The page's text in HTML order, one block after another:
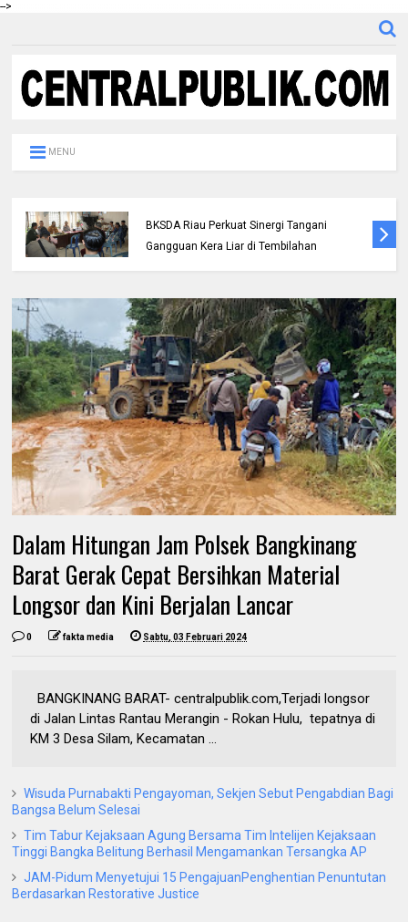
-->
MENU
BKSDA Riau Perkuat Sinergi Tangani
Gangguan Kera Liar di Tembilahan
Dalam Hitungan Jam Polsek Bangkinang
Barat Gerak Cepat Bersihkan Material
Longsor dan Kini Berjalan Lancar
0 fakta media Sabtu, 03 Februari 2024
BANGKINANG BARAT- centralpublik.com,Terjadi longsor
di Jalan Lintas Rantau Merangin - Rokan Hulu, tepatnya di
KM 3 Desa Silam, Kecamatan ...
Wisuda Purnabakti Pengayoman, Sekjen Sebut Pengabdian Bagi
Bangsa Belum Selesai
Tim Tabur Kejaksaan Agung Bersama Tim Intelijen Kejaksaan
Tinggi Bangka Belitung Berhasil Mengamankan Tersangka AP
JAM-Pidum Menyetujui 15 PengajuanPenghentian Penuntutan
Berdasarkan Restorative Justice